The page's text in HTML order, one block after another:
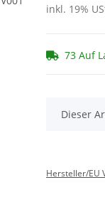
inkl. 19%
73 Auf
x
Dieser
Hersteller/EU